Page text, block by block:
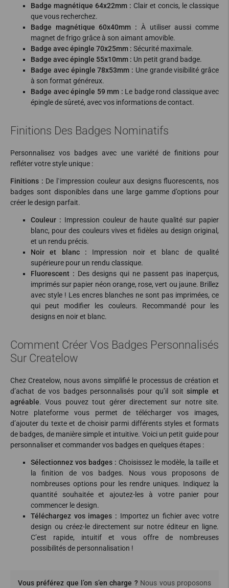
Badge magnétique 64x22mm : Clair et concis, le classique
que vous recherchez.
Badge magnétique 60x40mm : À utiliser aussi comme
magnet de frigo grâce à son aimant amovible.
Badge avec épingle 70x25mm : Sécurité maximale.
Badge avec épingle 55x10mm : Un petit grand badge.
Badge avec épingle 78x53mm : Une grande visibilité grâce
à son format généreux.
Badge avec épingle 59 mm : Le badge rond classique avec
épingle de sûreté, avec vos informations de contact.
Finitions Des Badges Nominatifs
Personnalisez vos badges avec une variété de finitions pour
refléter votre style unique :
Finitions : De l`impression couleur aux designs fluorescents, nos
badges sont disponibles dans une large gamme d’options pour
créer le design parfait.
Couleur : Impression couleur de haute qualité sur papier
blanc, pour des couleurs vives et fidèles au design original,
et un rendu précis.
Noir et blanc : Impression noir et blanc de qualité
supérieure pour un rendu classique.
Fluorescent : Des designs qui ne passent pas inaperçus,
imprimés sur papier néon orange, rose, vert ou jaune. Brillez
avec style ! Les encres blanches ne sont pas imprimées, ce
qui peut modifier les couleurs. Recommandé pour les
designs en noir et blanc.
Comment Créer Vos Badges Personnalisés
Sur Createlow
Chez Createlow, nous avons simplifié le processus de création et
d’achat de vos badges personnalisés pour qu’il soitsimple et
agréable. Vous pouvez tout gérer directement sur notre site.
Notre plateforme vous permet de télécharger vos images,
d’ajouter du texte et de choisir parmi différents styles et formats
de badges, de manière simple et intuitive. Voici un petit guide pour
personnaliser et commander vos badges en quelques étapes :
Sélectionnez vos badges : Choisissez le modèle, la taille et
la finition de vos badges. Nous vous proposons de
nombreuses options pour les rendre uniques. Indiquez la
quantité souhaitée et ajoutez-les à votre panier pour
commencer le design.
Téléchargez vos images : Importez un fichier avec votre
design ou créez-le directement sur notre éditeur en ligne.
C’est rapide, intuitif et vous offre de nombreuses
possibilités de personnalisation !
Vous préférez que l’on s’en charge ?Nous vous proposons